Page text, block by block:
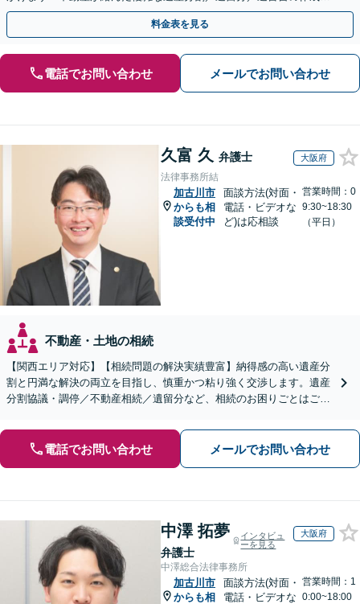
執行／事業承継など、お任せください」【休日相談あり】
料金表を見る
電話でお問い合わせ メールでお問い合わせ
久富 久 弁護士 大阪府
法律事務所結
加古川市
からも相
談受付中
面談方法(対面・
電話・ビデオな
ど)は応相談
営業時間：0
9:30~18:30
（平日）
不動産・土地の相続
【関西エリア対応】【相続問題の解決実績豊富】納得感の高い遺産分
割と円満な解決の両立を目指し、慎重かつ粘り強く交渉します。遺産
分割協議・調停／不動産相続／遺留分など、相続のお困りごとはご相
電話でお問い合わせ メールでお問い合わせ
中澤 拓夢
弁護士
インタビュ
ーを見る
大阪府
中澤総合法律事務所
加古川市
からも相
面談方法(対面・
電話・ビデオな
営業時間：1
0:00~18:00